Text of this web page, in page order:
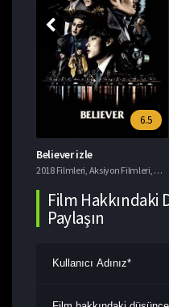
, Tavsiye Filmler
6.5
Believer izle
2018 Filmleri Aksiyon Filmleri
Film Hakkındaki
Paylaşın